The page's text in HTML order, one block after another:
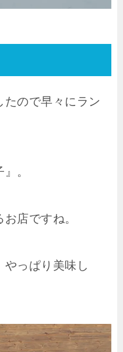
たので早々にラン
。
店ですね。
っぱり美味し